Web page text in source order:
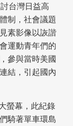
台灣日益高
制，社會議題
素影像以詼諧
運動青年們的
參與當時美國
結，引起國內
螢幕，此紀錄
騎著單車環島